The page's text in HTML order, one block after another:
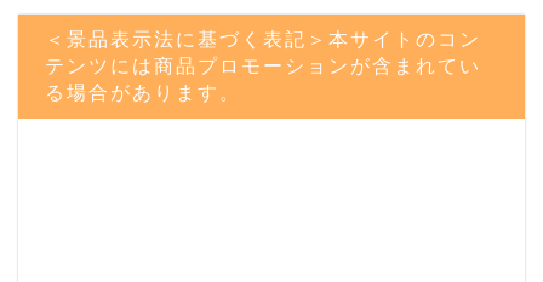
＜景品表示法に基づく表記＞本サイトのコン
テンツには商品プロモーションが含まれてい
る場合があります。